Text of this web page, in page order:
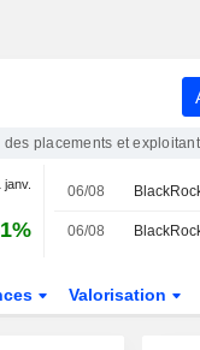
des placements et
janv. 06/08
06/08
Valorisation